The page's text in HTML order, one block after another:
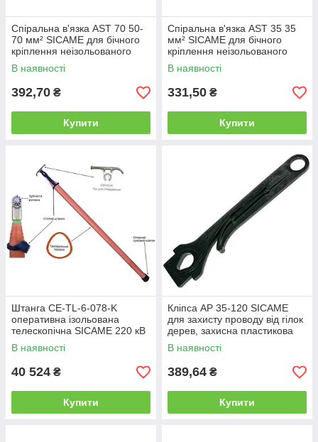
Спіральна в'язка AST 70 50-
70 мм² SICAME для бічного
кріплення неізольованого
проводу, спіральне кріплення
В наявності
392,70 ₴
Купити
Спіральна в'язка AST 35 35
мм² SICAME для бічного
кріплення неізольованого
проводу, спіральне кріплення
В наявності
331,50 ₴
Купити
Штанга CE-TL-6-078-K
оперативна ізольована
телескопічна SICAME 220 кВ
L=7,8 м, штанга ізолювальна
В наявності
40 524 ₴
Купити
Кліпса AP 35-120 SICAME
для захисту проводу від гілок
дерев, захисна пластикова
накладка
В наявності
389,64 ₴
Купити